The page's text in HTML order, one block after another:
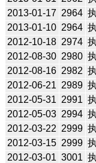
2013-01-17 2964
2013-01-10 2964
2012-10-18 2974
2012-08-30 2980
2012-08-16 2982
2012-06-21 2989
2012-05-31 2991
2012-05-03 2994
2012-03-22 2999
2012-03-15 2999
2012-03-01 3001